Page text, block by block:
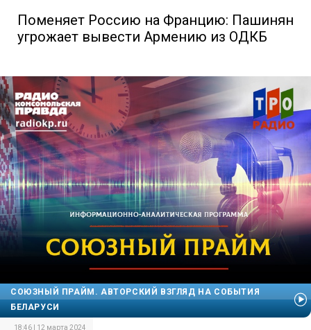
Поменяет Россию на Францию: Пашинян
угрожает вывести Армению из ОДКБ
СОЮЗНЫЙ ПРАЙМ. АВТОРСКИЙ ВЗГЛЯД НА СОБЫТИЯ
БЕЛАРУСИ
18:46 | 12 марта 2024